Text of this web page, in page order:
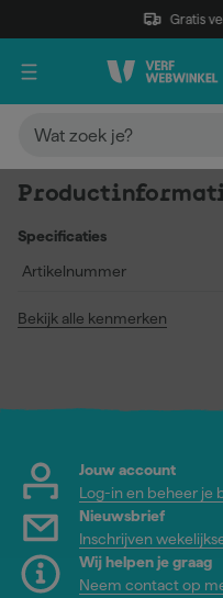
Gratis
Specificaties
Artikelnummer
Bekijk alle kenmerken
Jouw account
Log-in en beheer je
Nieuwsbrief
Inschrijven
Wij helpen je graag
Neem contact op